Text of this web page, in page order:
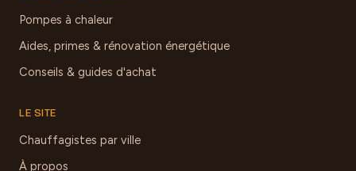
Pompes à chaleur
Aides, primes & rénovation énergétique
Conseils & guides d'achat
LE SITE
Chauffagistes par ville
À propos